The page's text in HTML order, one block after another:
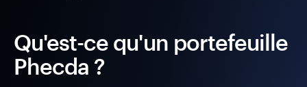
Qu'est-ce qu'un portefeuille
Phecda ?